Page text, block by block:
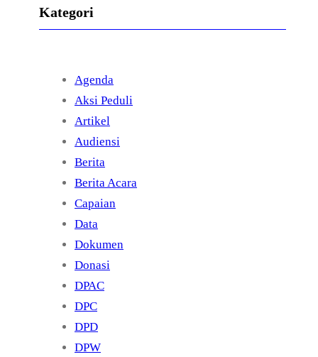
Kategori
Agenda
Aksi Peduli
Artikel
Audiensi
Berita
Berita Acara
Capaian
Data
Dokumen
Donasi
DPAC
DPC
DPD
DPW